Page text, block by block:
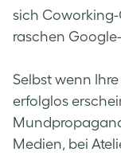
sich
raschen
Selbst wenn
erfolglos
Medien, bei